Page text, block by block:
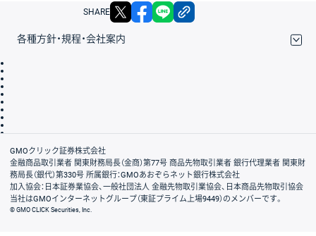
SHARE X facebook
各種方針・規程・会社案内
会社案内
GMOクリック証券株式会社
金融商品取引業者 関東財務局長（金商）第77号 商品先物取引業者 銀行代理業者 関東財
務局長（銀代）第330号 所属銀行：GMOあおぞらネット銀行株式会社
加入協会：日本証券業協会、一般社団法人 金融先物取引業協会、日本商品先物取引協会
当社はGMOインターネットグループ（東証プライム上場9449）のメンバーです。
© GMO CLICK Securities, Inc.